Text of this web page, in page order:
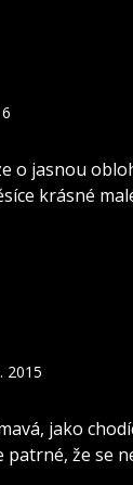
o jasnou
krásné
2015
jako
že se